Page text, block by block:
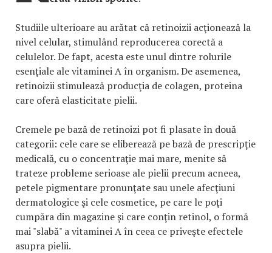
Studiile ulterioare au arătat că retinoizii acţionează la
nivel celular, stimulând reproducerea corectă a
celulelor. De fapt, acesta este unul dintre rolurile
esenţiale ale vitaminei A în organism. De asemenea,
retinoizii stimulează producţia de colagen, proteina
care oferă elasticitate pielii.
Cremele pe bază de retinoizi pot fi plasate în două
categorii: cele care se eliberează pe bază de prescripţie
medicală, cu o concentraţie mai mare, menite să
trateze probleme serioase ale pielii precum acneea,
petele pigmentare pronunţate sau unele afecţiuni
dermatologice şi cele cosmetice, pe care le poţi
cumpăra din magazine şi care conţin retinol, o formă
mai "slabă" a vitaminei A în ceea ce priveşte efectele
asupra pielii.